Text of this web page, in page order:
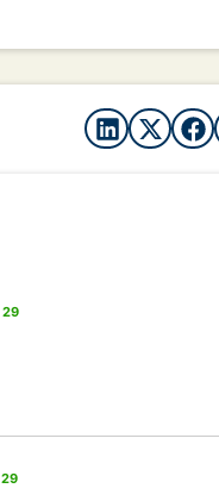
29 ביולי 2017 בשעה 12:40
29 ביולי 2017 בשעה 19:52